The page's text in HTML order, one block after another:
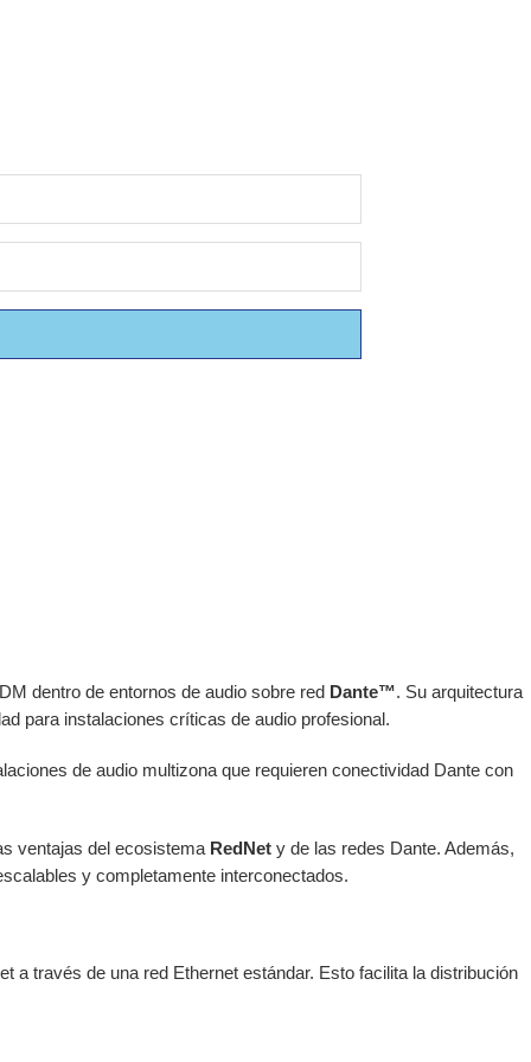
dentro de entornos de audio sobre red Dante™. Su arquitectura
para instalaciones críticas de audio profesional.
de audio multizona que requieren conectividad Dante con
ventajas del ecosistema RedNet y de las redes Dante. Además,
y completamente interconectados.
a través de una red Ethernet estándar. Esto facilita la distribución